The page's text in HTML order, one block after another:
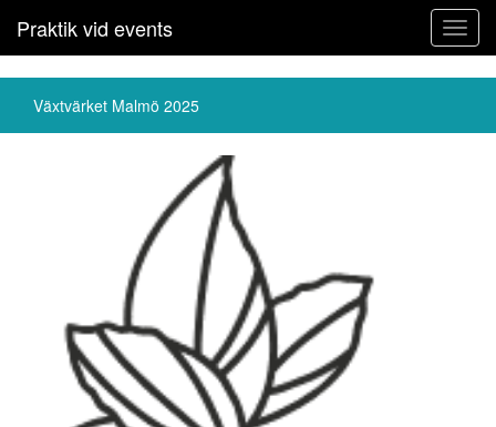
Praktik vid events
Växtvärket Malmö 2025